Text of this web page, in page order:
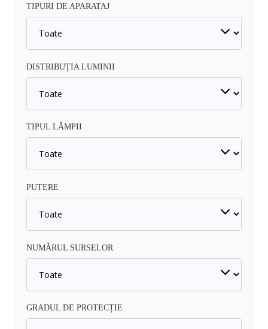
TIPURI DE APARATAJ
DISTRIBUȚIA LUMINII
TIPUL LĂMPII
PUTERE
NUMĂRUL SURSELOR
GRADUL DE PROTECȚIE